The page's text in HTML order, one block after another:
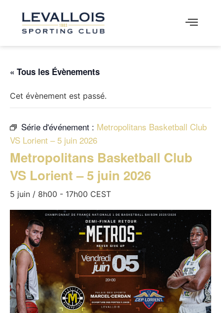
« Tous les Évènements
Cet évènement est passé.
Série d'événement : Metropolitans Basketball Club
VS Lorient – 5 juin 2026
Metropolitans Basketball Club
VS Lorient – 5 juin 2026
5 juin / 8h00 - 17h00 CEST